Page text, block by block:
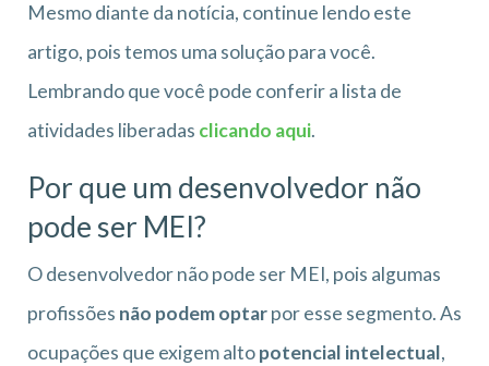
Mesmo diante da notícia, continue lendo este
artigo, pois temos uma solução para você.
Lembrando que você pode conferir a lista de
atividades liberadas clicando aqui.
Por que um desenvolvedor não
pode ser MEI?
O desenvolvedor não pode ser MEI, pois algumas
profissões não podem optarpor esse segmento. As
ocupações que exigem altopotencial intelectual,